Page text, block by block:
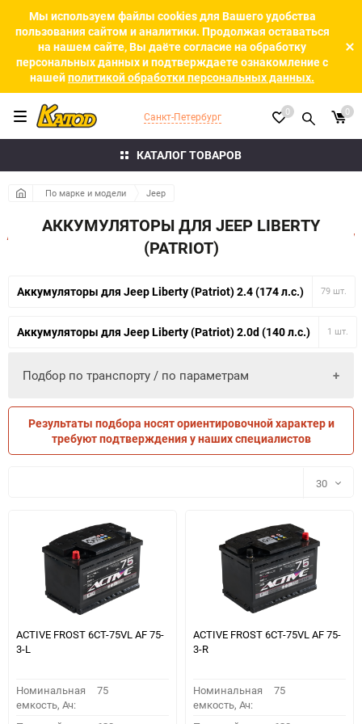
Мы используем файлы cookies для Вашего удобства
пользования сайтом и аналитики. Продолжая оставаться
на нашем сайте, Вы даёте согласие на обработку
персональных данных и подтверждаете ознакомление с
нашейполитикой обработки персональных данных.
КАТАЛОГ ТОВАРОВ
Санкт-Петербург 0 0
По марке и модели Jeep
АККУМУЛЯТОРЫ ДЛЯ JEEP LIBERTY
(PATRIOT)
Аккумуляторы для Jeep Liberty (Patriot) 2.4 (174 л.с.) 79 шт.
Аккумуляторы для Jeep Liberty (Patriot) 2.0d (140 л.с.) 1 шт.
Подбор по транспорту / по параметрам
ПО ТРАНСПОРТУ ПО ПАРАМЕТРАМ
Результаты подбора носят ориентировочной характер и
требуют подтверждения у наших специалистов
30
30
60
90
ACTIVE FROST 6СТ-75VL АF 75-
3-L
Номинальная
емкость, Ач:
75
ACTIVE FROST 6СТ-75VL АF 75-
3-R
Номинальная
емкость, Ач:
75